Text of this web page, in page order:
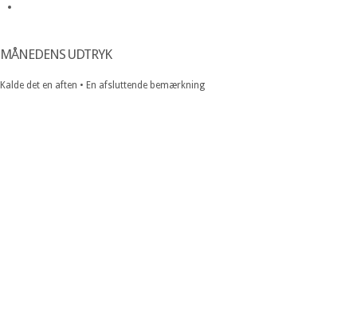
MÅNEDENS UDTRYK
Kalde det en aften • En afsluttende bemærkning